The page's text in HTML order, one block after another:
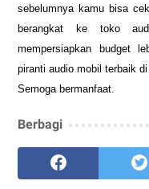
sebelumnya kamu bisa
berangkat ke toko
mempersiapkan budget
piranti audio mobil terbaik
Semoga bermanfaat.
Berbagi